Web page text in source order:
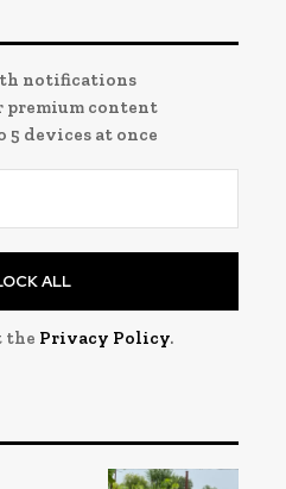
notifications
premium content
5 devices at once
ALL
the Privacy Policy.